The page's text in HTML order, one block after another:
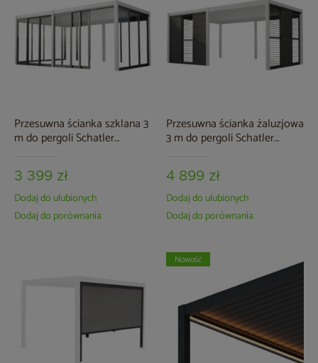
Przesuwna ścianka szklana 3
m do pergoli Schatler
3 399 zł
Dodaj do ulubionych
Dodaj do porównania
Przesuwna ścianka żaluzjowa
3 m do pergoli Schatler
4 899 zł
Dodaj do ulubionych
Dodaj do porównania
Nowość